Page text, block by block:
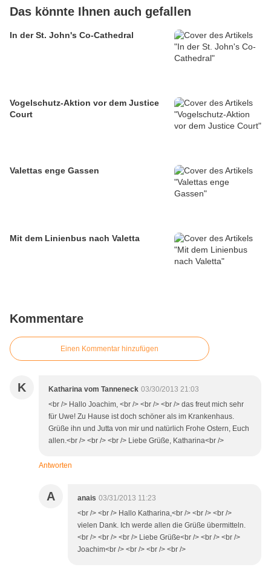
Das könnte Ihnen auch gefallen
In der St. John's Co-Cathedral
Vogelschutz-Aktion vor dem Justice
Court
Valettas enge Gassen
Mit dem Linienbus nach Valetta
Kommentare
Einen Kommentar hinzufügen
K Katharina vom Tanneneck 03/30/2013 21:03
<br /> Hallo Joachim, <br /> <br /> <br /> das freut mich sehr
für Uwe! Zu Hause ist doch schöner als im Krankenhaus.
Grüße ihn und Jutta von mir und natürlich Frohe Ostern, Euch
allen.<br /> <br /> <br /> Liebe Grüße, Katharina<br />
Antworten
A anais 03/31/2013 11:23
<br /> <br /> Hallo Katharina,<br /> <br /> <br />
vielen Dank. Ich werde allen die Grüße übermitteln.
<br /> <br /> <br /> Liebe Grüße<br /> <br /> <br />
Joachim<br /> <br /> <br /> <br />